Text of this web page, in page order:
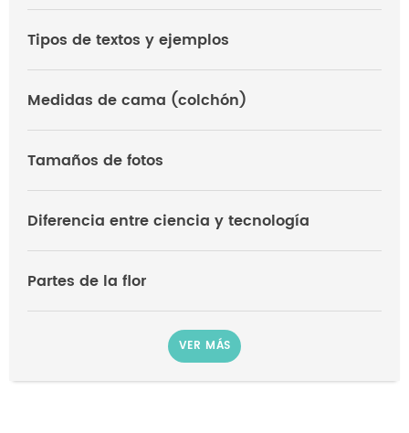
Tipos de textos y ejemplos
Medidas de cama (colchón)
Tamaños de fotos
Diferencia entre ciencia y tecnología
Partes de la flor
VER MÁS